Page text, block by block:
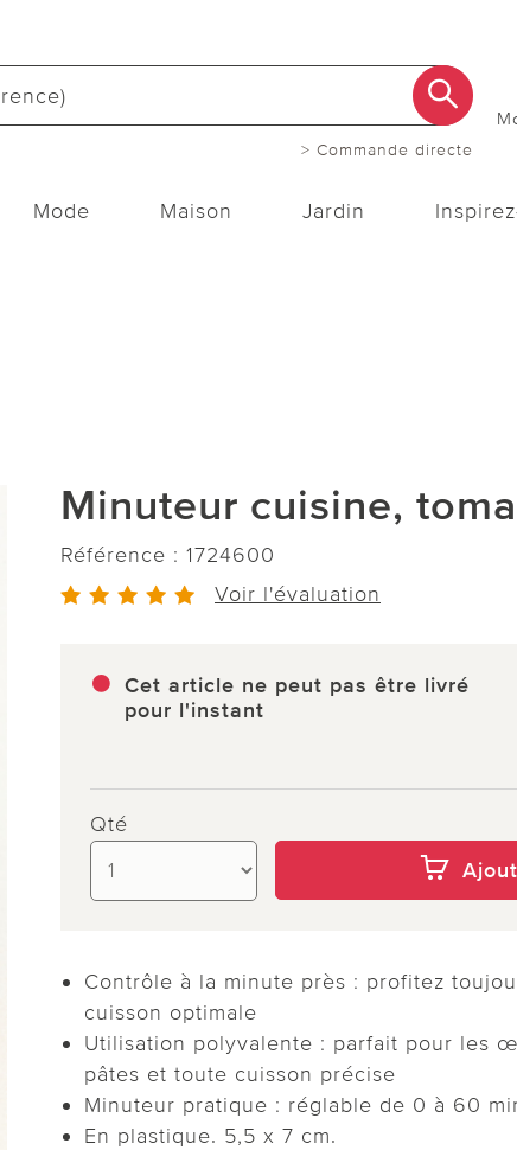
> Commande directe
Mode Maison Jardin
Minuteur cuisine,
Référence : 1724600
Voir l'évaluation
Cet article ne peut pas être livré
pour l'instant
Qté
Contrôle à la minute près : profitez
cuisson optimale
Utilisation polyvalente : parfait pour les
pâtes et toute cuisson précise
Minuteur pratique : réglable de 0 à 60
En plastique. 5,5 x 7 cm.